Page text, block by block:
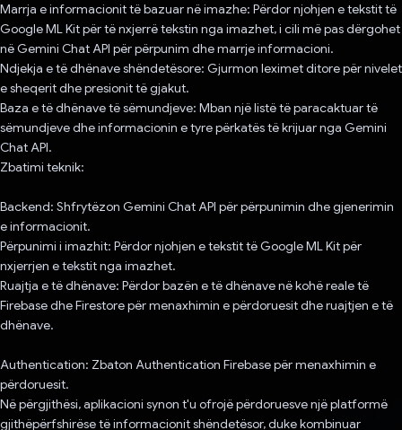
Marrja e informacionit të bazuar në imazhe: Përdor njohjen e tekstit të
Google ML Kit për të nxjerrë tekstin nga imazhet, i cili më pas dërgohet
në Gemini Chat API për përpunim dhe marrje informacioni.
Ndjekja e të dhënave shëndetësore: Gjurmon leximet ditore për nivelet
e sheqerit dhe presionit të gjakut.
Baza e të dhënave të sëmundjeve: Mban një listë të paracaktuar të
sëmundjeve dhe informacionin e tyre përkatës të krijuar nga Gemini
Chat API.
Zbatimi teknik:
Backend: Shfrytëzon Gemini Chat API për përpunimin dhe gjenerimin
e informacionit.
Përpunimi i imazhit: Përdor njohjen e tekstit të Google ML Kit për
nxjerrjen e tekstit nga imazhet.
Ruajtja e të dhënave: Përdor bazën e të dhënave në kohë reale të
Firebase dhe Firestore për menaxhimin e përdoruesit dhe ruajtjen e të
dhënave.
Authentication: Zbaton Authentication Firebase për menaxhimin e
përdoruesit.
Në përgjithësi, aplikacioni synon t'u ofrojë përdoruesve një platformë
gjithëpërfshirëse të informacionit shëndetësor, duke kombinuar